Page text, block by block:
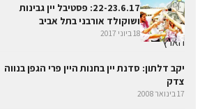
22-23.6.17: פסטיבל יין גבינות
ושוקולד אורבני בתל אביב
18 ביוני 2017
יקב דלתון: סדנת יין בחנות היין פרי הגפן בנווה
צדק
17 בינואר 2008